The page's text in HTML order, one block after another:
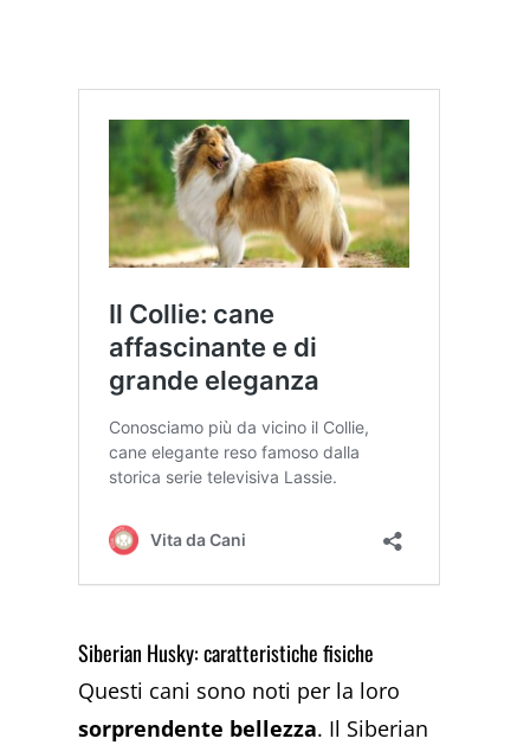
Siberian Husky: caratteristiche fisiche
Questi cani sono noti per la loro
sorprendente bellezza. Il Siberian